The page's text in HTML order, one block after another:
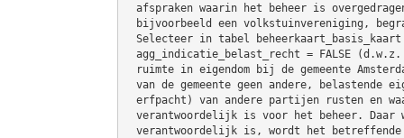
afspraken waarin het beheer is
bijvoorbeeld een volkstuinvereniging,
Selecteer in tabel
agg_indicatie_belast_recht = FALSE
ruimte in eigendom bij de gemeente
van de gemeente geen andere, belastende
erfpacht) van andere partijen rusten en
verantwoordelijk is voor het beheer. Daar
verantwoordelijk is, wordt het